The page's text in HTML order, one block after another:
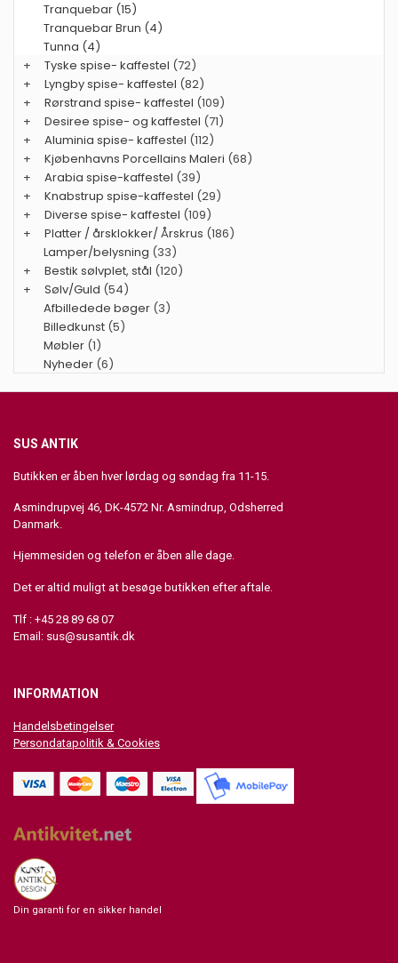
Tranquebar (15)
Tranquebar Brun (4)
Tunna (4)
+
Tyske spise- kaffestel (72)
+
Lyngby spise- kaffestel (82)
+
Rørstrand spise- kaffestel (109)
+
Desiree spise- og kaffestel (71)
+
Aluminia spise- kaffestel (112)
+
Kjøbenhavns Porcellains Maleri (68)
+
Arabia spise-kaffestel (39)
+
Knabstrup spise-kaffestel (29)
+
Diverse spise- kaffestel (109)
+
Platter / årsklokker/ Årskrus (186)
Lamper/belysning (33)
+
Bestik sølvplet, stål (120)
+
Sølv/Guld (54)
Afbilledede bøger (3)
Billedkunst (5)
Møbler (1)
Nyheder (6)
SUS ANTIK
Butikken er åben hver lørdag og søndag fra 11-15.
Asmindrupvej 46, DK-4572 Nr. Asmindrup, Odsherred
Danmark.
Hjemmesiden og telefon er åben alle dage.
Det er altid muligt at besøge butikken efter aftale.
Tlf : +45 28 89 68 07
Email: sus@susantik.dk
INFORMATION
Handelsbetingelser
Persondatapolitik & Cookies
Din garanti for en sikker handel